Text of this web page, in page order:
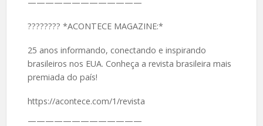
????️???? *ACONTECE MAGAZINE:*
25 anos informando, conectando e inspirando
brasileiros nos EUA. Conheça a revista brasileira mais
premiada do país!
https://acontece.com/1/revista
—————————————